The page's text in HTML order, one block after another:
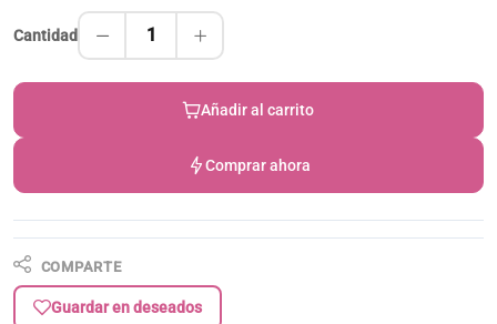
Cantidad 1
Añadir al carrito
Comprar ahora
COMPARTE
Guardar en deseados